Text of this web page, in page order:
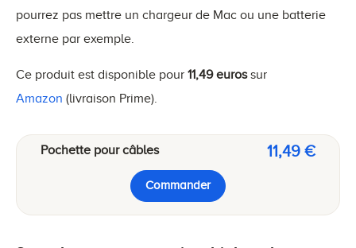
pourrez pas mettre un chargeur de Mac ou une batterie
externe par exemple.
Ce produit est disponible pour 11,49 eurossur
Amazon (livraison Prime).
Pochette pour câbles 11,49 €
Commander